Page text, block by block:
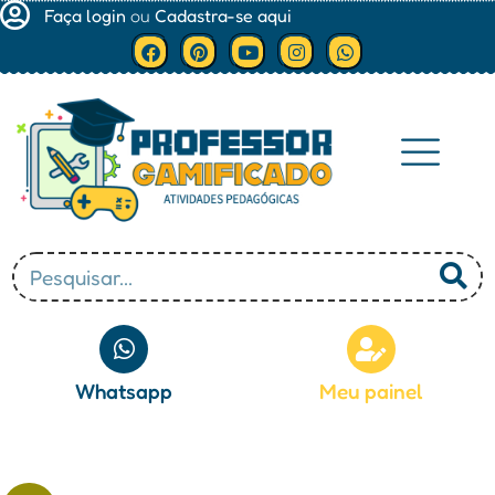
Faça login ou Cadastra-se aqui
Whatsapp Meu painel